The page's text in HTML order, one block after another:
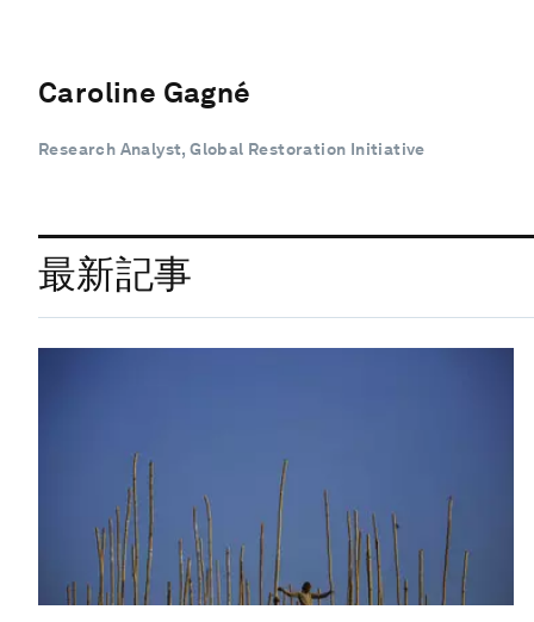
Caroline Gagné
Research Analyst, Global Restoration Initiative
最新記事